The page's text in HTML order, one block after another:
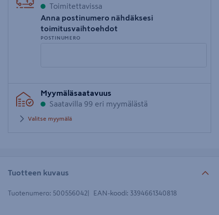
Toimitettavissa
Anna postinumero nähdäksesi
toimitusvaihtoehdot
POSTINUMERO
postinumero
Myymäläsaatavuus
Saatavilla 99 eri myymälästä
Valitse myymälä
Tuotteen kuvaus
Tuotenumero: 500556042 EAN-koodi: 3394661340818